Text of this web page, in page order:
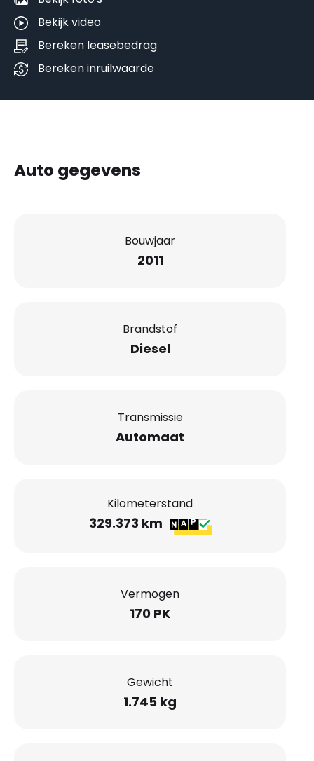
Bekijk video
Bereken leasebedrag
Bereken inruilwaarde
Auto gegevens
Bouwjaar
2011
Brandstof
Diesel
Transmissie
Automaat
Kilometerstand
329.373 km
Vermogen
170 PK
Gewicht
1.745 kg